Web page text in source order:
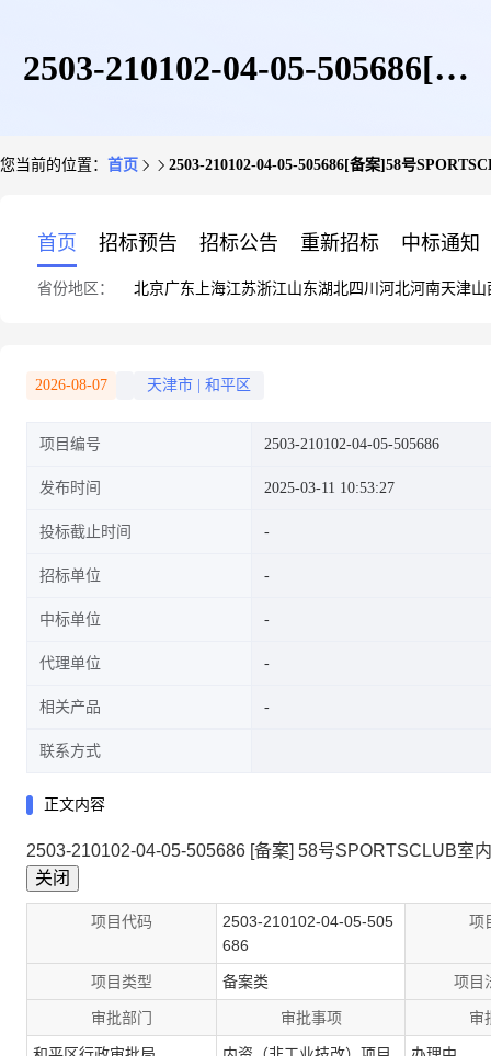
2503-210102-04-05-505686[备
您当前的位置： 首页 2503-210102-04-05-505686[备案]58号
首页 招标预告 招标公告 重新招标 中标通知
省份地区： 北京广东 上海江苏浙江山东湖北四川 河北河南天津山
2026-08-07 天津市 和平区
项目编号 2503-210102-04-05-505686
发布时间 2025-03-11 10:53:27
投标截止时间
招标单位
中标单位
代理单位
相关产品
联系方式
正文内容
2503-210102-04-05-505686 [备案] 58号SPORTSCLUB室
项目代码
2503-210102-04-05-505
686
项
项目类型 备案类 项目
审批部门 审批事项 审